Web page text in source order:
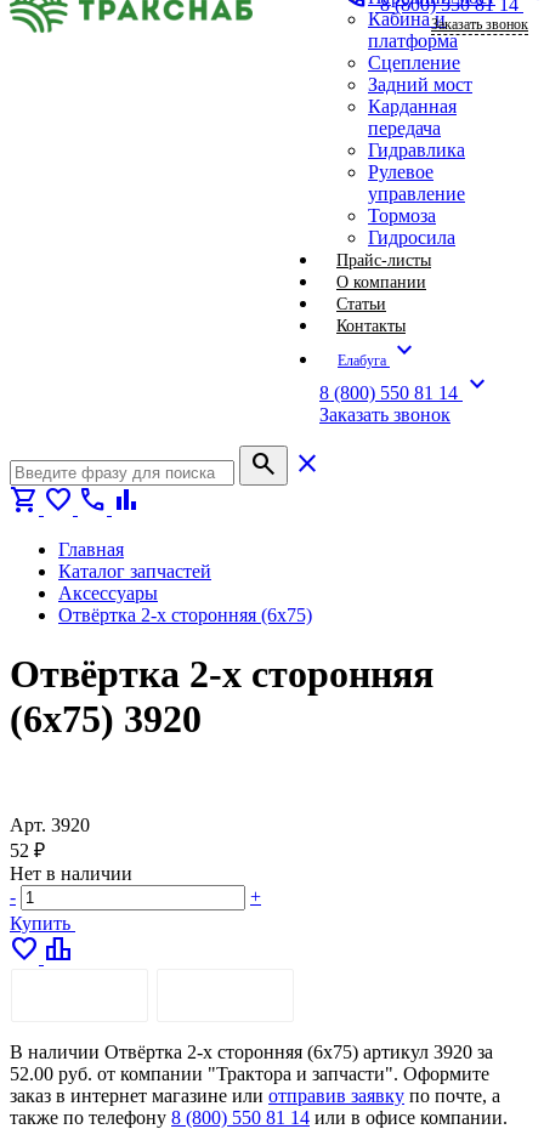
Кабина и
платформа
Сцепление
Задний мост
Карданная
передача
Гидравлика
Рулевое
управление
Тормоза
Гидросила
Прайс-листы
О компании
Статьи
Контакты
Елабуга expand_more
8 (800) 550 81 14 expand_more
Заказать звонок
Заказать звонок
search
close
shopping_cart favorite call bar_chart
Главная
Каталог запчастей
Аксессуары
Отвёртка 2-х сторонняя (6х75)
Отвёртка 2-х сторонняя
(6х75) 3920
Арт. 3920
52 ₽
Нет в наличии
-
+
Купить
favorite leaderboard
В наличии Отвёртка 2-х сторонняя (6х75) артикул 3920 за
52.00 руб. от компании "Трактора и запчасти". Оформите
заказ в интернет магазине или отправив заявку по почте, а
также по телефону 8 (800) 550 81 14 или в офисе компании.